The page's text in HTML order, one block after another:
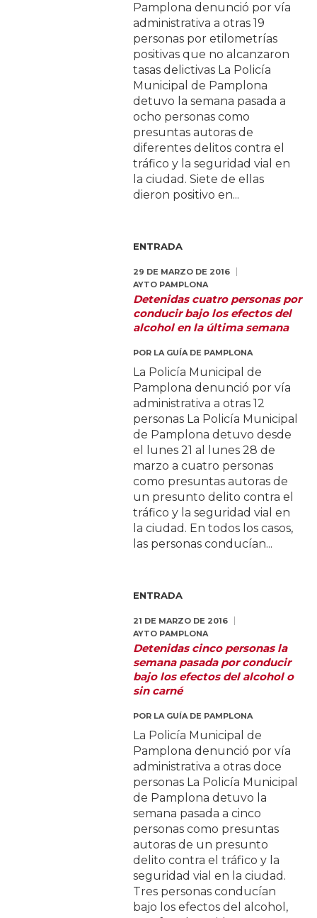
Pamplona denunció por vía
administrativa a otras 19
personas por etilometrías
positivas que no alcanzaron
tasas delictivas La Policía
Municipal de Pamplona
detuvo la semana pasada a
ocho personas como
presuntas autoras de
diferentes delitos contra el
tráfico y la seguridad vial en
la ciudad. Siete de ellas
dieron positivo en...
ENTRADA
29 DE MARZO DE 2016
AYTO PAMPLONA
Detenidas cuatro personas por
conducir bajo los efectos del
alcohol en la última semana
POR LA GUÍA DE PAMPLONA
La Policía Municipal de
Pamplona denunció por vía
administrativa a otras 12
personas La Policía Municipal
de Pamplona detuvo desde
el lunes 21 al lunes 28 de
marzo a cuatro personas
como presuntas autoras de
un presunto delito contra el
tráfico y la seguridad vial en
la ciudad. En todos los casos,
las personas conducían...
ENTRADA
21 DE MARZO DE 2016
AYTO PAMPLONA
Detenidas cinco personas la
semana pasada por conducir
bajo los efectos del alcohol o
sin carné
POR LA GUÍA DE PAMPLONA
La Policía Municipal de
Pamplona denunció por vía
administrativa a otras doce
personas La Policía Municipal
de Pamplona detuvo la
semana pasada a cinco
personas como presuntas
autoras de un presunto
delito contra el tráfico y la
seguridad vial en la ciudad.
Tres personas conducían
bajo los efectos del alcohol,